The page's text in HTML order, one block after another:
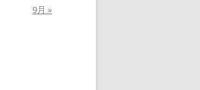
9月 »